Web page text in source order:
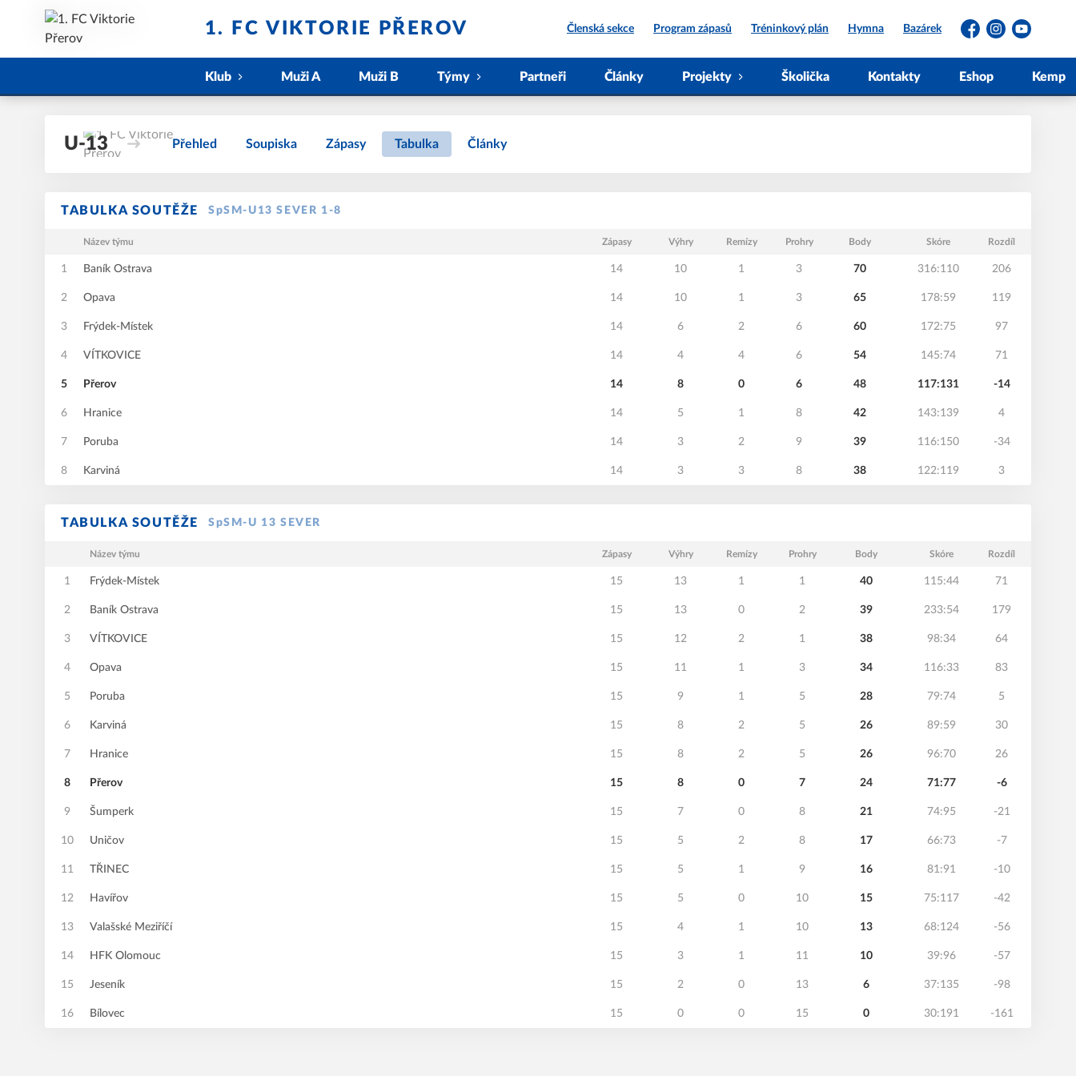
1. FC VIKTORIE PŘEROV Členská sekce Program zápasů Tréninkový plán Hymna Bazárek
FacebookInstagramYouTube
Klub Muži A Muži B Týmy Partneři Články Projekty Školička Kontakty Eshop Kemp
U-13 Přehled Soupiska Zápasy Tabulka Články
TABULKA SOUTĚŽE SpSM-U13 SEVER 1-8
Název týmu Zápasy Výhry Remízy Prohry Body Skóre Rozdíl
1 Baník Ostrava 14 10 1 3 70 316:110 206
2 Opava 14 10 1 3 65 178:59 119
3 Frýdek-Místek 14 6 2 6 60 172:75 97
4 VÍTKOVICE 14 4 4 6 54 145:74 71
5 Přerov 14 8 0 6 48 117:131 -14
6 Hranice 14 5 1 8 42 143:139 4
7 Poruba 14 3 2 9 39 116:150 -34
8 Karviná 14 3 3 8 38 122:119 3
TABULKA SOUTĚŽE SpSM-U 13 SEVER
Název týmu Zápasy Výhry Remízy Prohry Body Skóre Rozdíl
1 Frýdek-Místek 15 13 1 1 40 115:44 71
2 Baník Ostrava 15 13 0 2 39 233:54 179
3 VÍTKOVICE 15 12 2 1 38 98:34 64
4 Opava 15 11 1 3 34 116:33 83
5 Poruba 15 9 1 5 28 79:74 5
6 Karviná 15 8 2 5 26 89:59 30
7 Hranice 15 8 2 5 26 96:70 26
8 Přerov 15 8 0 7 24 71:77 -6
9 Šumperk 15 7 0 8 21 74:95 -21
10 Uničov 15 5 2 8 17 66:73 -7
11 TŘINEC 15 5 1 9 16 81:91 -10
12 Havířov 15 5 0 10 15 75:117 -42
13 Valašské Meziříčí 15 4 1 10 13 68:124 -56
14 HFK Olomouc 15 3 1 11 10 39:96 -57
15 Jeseník 15 2 0 13 6 37:135 -98
16 Bílovec 15 0 0 15 0 30:191 -161